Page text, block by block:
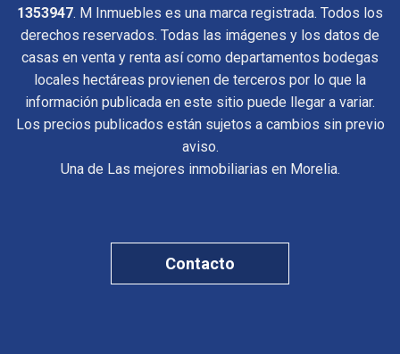
1353947. M Inmuebles es una marca registrada. Todos los
derechos reservados. Todas las imágenes y los datos de
casas en venta y renta así como departamentos bodegas
locales hectáreas provienen de terceros por lo que la
información publicada en este sitio puede llegar a variar.
Los precios publicados están sujetos a cambios sin previo
aviso.
Una de Las mejores inmobiliarias en Morelia.